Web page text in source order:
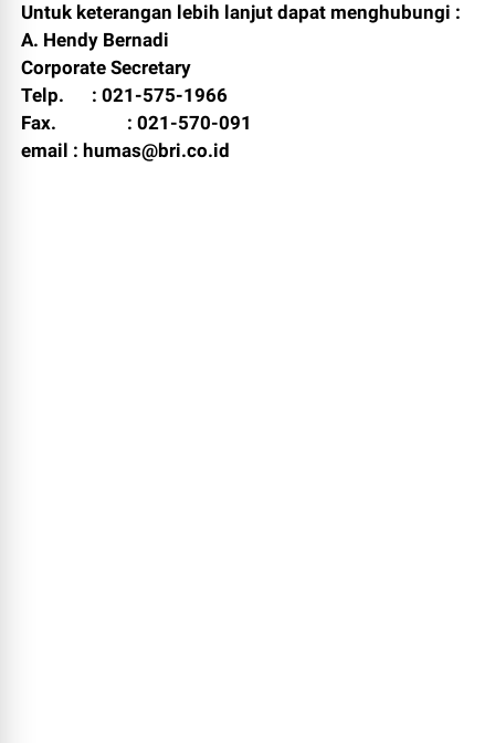
Untuk keterangan lebih lanjut dapat menghubungi :
A. Hendy Bernadi
Corporate Secretary
Telp.
: 021-575-1966
Fax.
: 021-570-091
email : humas@bri.co.id